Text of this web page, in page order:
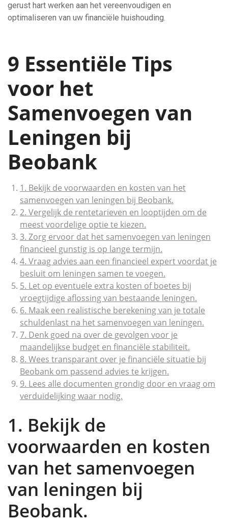
gerust hart werken aan het vereenvoudigen en
optimaliseren van uw financiële huishouding.
9 Essentiële Tips
voor het
Samenvoegen van
Leningen bij
Beobank
1. Bekijk de voorwaarden en kosten van het
samenvoegen van leningen bij Beobank.
2. Vergelijk de rentetarieven en looptijden om de
meest voordelige optie te kiezen.
3. Zorg ervoor dat het samenvoegen van leningen
financieel gunstig is op lange termijn.
4. Vraag advies aan een financieel expert voordat je
besluit om leningen samen te voegen.
5. Let op eventuele extra kosten of boetes bij
vroegtijdige aflossing van bestaande leningen.
6. Maak een realistische berekening van je totale
schuldenlast na het samenvoegen van leningen.
7. Denk goed na over de gevolgen voor je
maandelijkse budget en financiële stabiliteit.
8. Wees transparant over je financiële situatie bij
Beobank om passend advies te krijgen.
9. Lees alle documenten grondig door en vraag om
verduidelijking waar nodig.
1. Bekijk de
voorwaarden en kosten
van het samenvoegen
van leningen bij
Beobank.